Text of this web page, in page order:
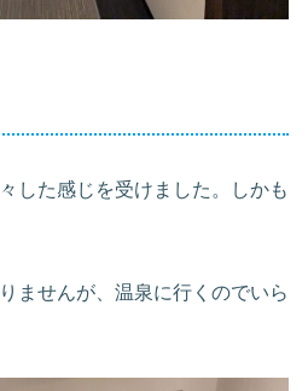
した感じを受けました。しかも
ませんが、温泉に行くのでいら